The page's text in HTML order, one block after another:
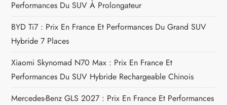
i
c
l
e
Performances Du SUV À Prolongateur
BYD Ti7 : Prix En France Et Performances Du Grand SUV
Hybride 7 Places
Xiaomi Skynomad N70 Max : Prix En France Et
Performances Du SUV Hybride Rechargeable Chinois
Mercedes-Benz GLS 2027 : Prix En France Et Performances